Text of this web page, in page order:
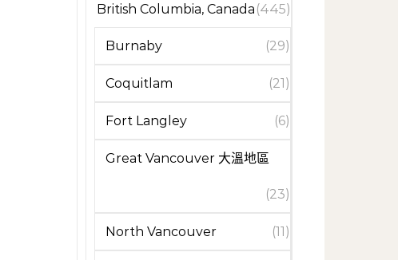
British Columbia, Canada (445)
Burnaby (29)
Coquitlam (21)
Fort Langley (6)
Great Vancouver 大溫地區
(23)
North Vancouver (11)